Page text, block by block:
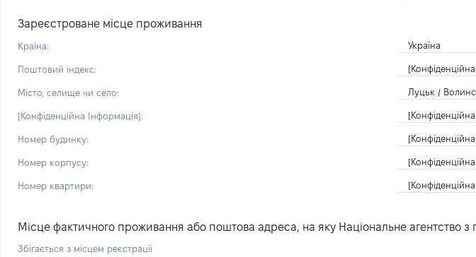
Зареєстроване місце проживання
Країна: Україна
Поштовий індекс:
Місто, селище чи село: Луцьк /
[Конфіденційна Інформація]:
Номер будинку:
Номер корпусу:
Номер квартири:
Місце фактичного проживання або поштова адреса, на яку Національне агентство
Збігається з місцем реєстрації